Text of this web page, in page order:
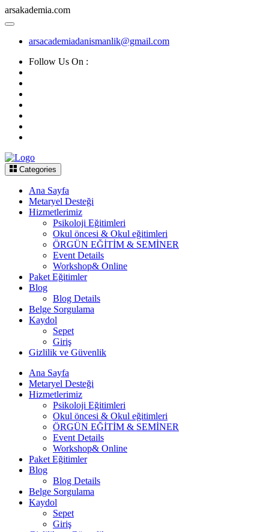
arsakademia.com
arsacademiadanismanlik@gmail.com
Follow Us On :
Categories
Ana Sayfa
Metaryel Desteği
Hizmetlerimiz
Psikoloji Eğitimleri
Okul öncesi & Okul eğitimleri
ÖRGÜN EĞİTİM & SEMİNER
Event Details
Workshop& Online
Paket Eğitimler
Blog
Blog Details
Belge Sorgulama
Kaydol
Sepet
Giriş
Gizlilik ve Güvenlik
Ana Sayfa
Metaryel Desteği
Hizmetlerimiz
Psikoloji Eğitimleri
Okul öncesi & Okul eğitimleri
ÖRGÜN EĞİTİM & SEMİNER
Event Details
Workshop& Online
Paket Eğitimler
Blog
Blog Details
Belge Sorgulama
Kaydol
Sepet
Giriş